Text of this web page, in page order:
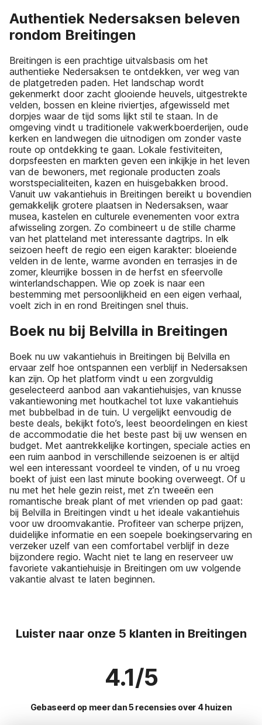
Authentiek Nedersaksen beleven
rondom Breitingen
Breitingen is een prachtige uitvalsbasis om het
authentieke Nedersaksen te ontdekken, ver weg van
de platgetreden paden. Het landschap wordt
gekenmerkt door zacht glooiende heuvels, uitgestrekte
velden, bossen en kleine riviertjes, afgewisseld met
dorpjes waar de tijd soms lijkt stil te staan. In de
omgeving vindt u traditionele vakwerkboerderijen, oude
kerken en landwegen die uitnodigen om zonder vaste
route op ontdekking te gaan. Lokale festiviteiten,
dorpsfeesten en markten geven een inkijkje in het leven
van de bewoners, met regionale producten zoals
worstspecialiteiten, kazen en huisgebakken brood.
Vanuit uw vakantiehuis in Breitingen bereikt u bovendien
gemakkelijk grotere plaatsen in Nedersaksen, waar
musea, kastelen en culturele evenementen voor extra
afwisseling zorgen. Zo combineert u de stille charme
van het platteland met interessante dagtrips. In elk
seizoen heeft de regio een eigen karakter: bloeiende
velden in de lente, warme avonden en terrasjes in de
zomer, kleurrijke bossen in de herfst en sfeervolle
winterlandschappen. Wie op zoek is naar een
bestemming met persoonlijkheid en een eigen verhaal,
voelt zich in en rond Breitingen snel thuis.
Boek nu bij Belvilla in Breitingen
Boek nu uw vakantiehuis in Breitingen bij Belvilla en
ervaar zelf hoe ontspannen een verblijf in Nedersaksen
kan zijn. Op het platform vindt u een zorgvuldig
geselecteerd aanbod aan vakantiehuisjes, van knusse
vakantiewoning met houtkachel tot luxe vakantiehuis
met bubbelbad in de tuin. U vergelijkt eenvoudig de
beste deals, bekijkt foto’s, leest beoordelingen en kiest
de accommodatie die het beste past bij uw wensen en
budget. Met aantrekkelijke kortingen, speciale acties en
een ruim aanbod in verschillende seizoenen is er altijd
wel een interessant voordeel te vinden, of u nu vroeg
boekt of juist een last minute booking overweegt. Of u
nu met het hele gezin reist, met z’n tweeën een
romantische break plant of met vrienden op pad gaat:
bij Belvilla in Breitingen vindt u het ideale vakantiehuis
voor uw droomvakantie. Profiteer van scherpe prijzen,
duidelijke informatie en een soepele boekingservaring en
verzeker uzelf van een comfortabel verblijf in deze
bijzondere regio. Wacht niet te lang en reserveer uw
favoriete vakantiehuisje in Breitingen om uw volgende
vakantie alvast te laten beginnen.
Luister naar onze 5 klanten in Breitingen
4.1/5
Gebaseerd op meer dan 5 recensies over 4 huizen